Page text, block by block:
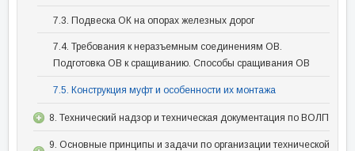
7.3. Подвеска ОК на опорах железных дорог
7.4. Требования к неразъемным соединениям ОВ.
Подготовка ОВ к сращиванию. Способы сращивания ОВ
7.5. Конструкция муфт и особенности их монтажа
8. Технический надзор и техническая документация по ВОЛП
9. Основные принципы и задачи по организации технической